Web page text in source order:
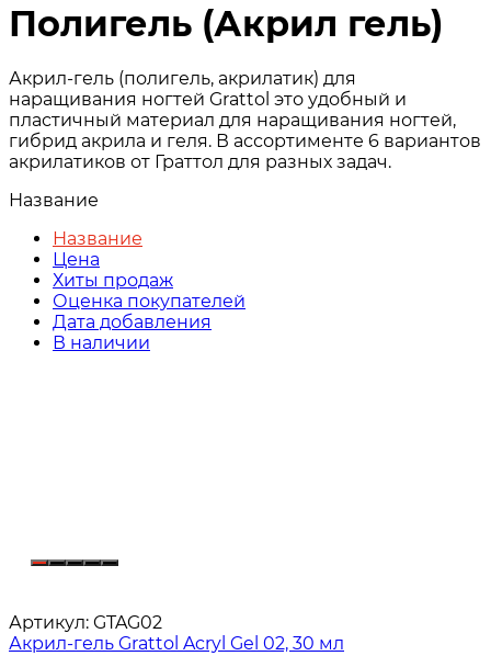
Полигель (Акрил гель)
Акрил-гель (полигель, акрилатик) для
наращивания ногтей Grattol это удобный и
пластичный материал для наращивания ногтей,
гибрид акрила и геля. В ассортименте 6 вариантов
акрилатиков от Граттол для разных задач.
Название
Название
Цена
Хиты продаж
Оценка покупателей
Дата добавления
В наличии
Артикул: GTAG02
Акрил-гель Grattol Acryl Gel 02, 30 мл